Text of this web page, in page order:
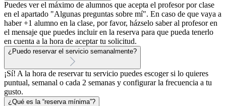
Puedes ver el máximo de alumnos que acepta el profesor por clase
en el apartado "Algunas preguntas sobre mí". En caso de que vaya a
haber +1 alumno en la clase, por favor, házselo saber al profesor en
el mensaje que puedes incluir en la reserva para que pueda tenerlo
en cuenta a la hora de aceptar tu solicitud.
¿Puedo reservar el servicio semanalmente?
¡Sí! A la hora de reservar tu servicio puedes escoger si lo quieres
puntual, semanal o cada 2 semanas y configurar la frecuencia a tu
gusto.
¿Qué es la “reserva mínima”?